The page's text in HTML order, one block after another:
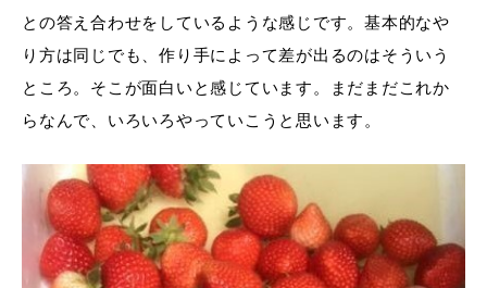
との答え合わせをしているような感じです。基本的なや
り方は同じでも、作り手によって差が出るのはそういう
ところ。そこが面白いと感じています。まだまだこれか
らなんで、いろいろやっていこうと思います。